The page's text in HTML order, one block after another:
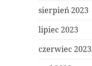
sierpień 2023
lipiec 2023
czerwiec 2023